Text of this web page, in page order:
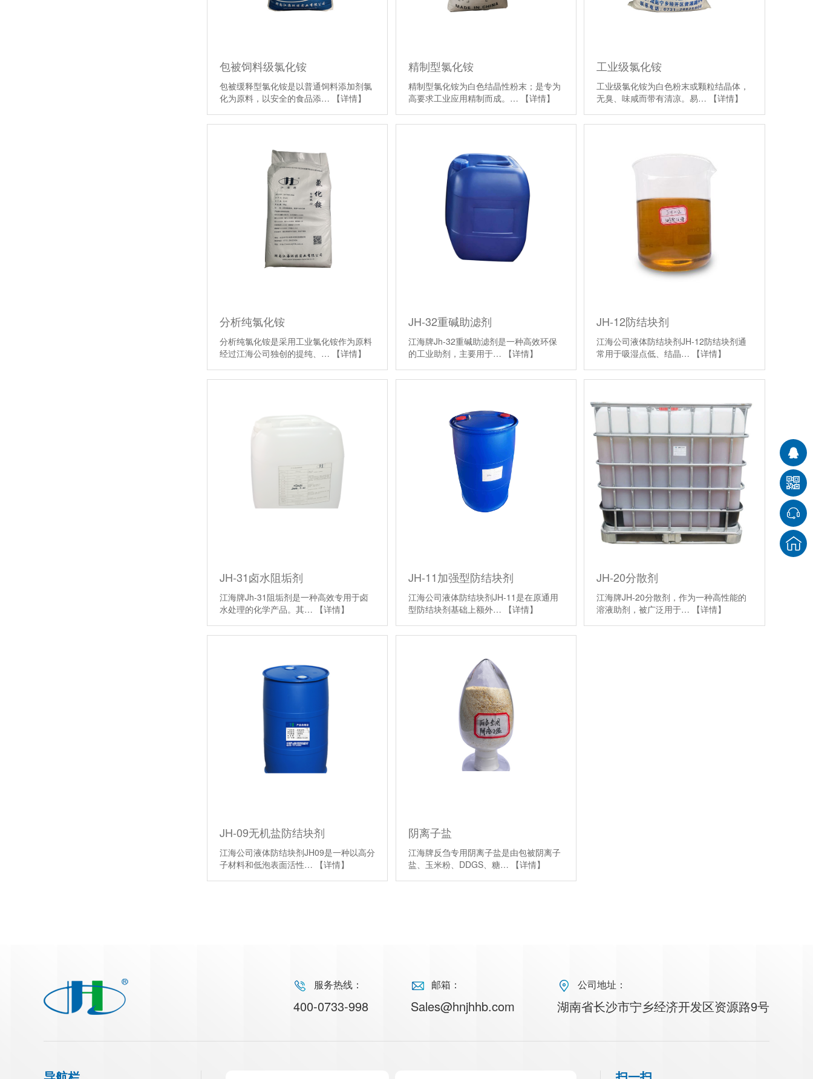
包被饲料级氯化铵
包被缓释型氯化铵是以普通饲料添加剂氯
化为原料，以安全的食品添…
【详情】
精制型氯化铵
精制型氯化铵为白色结晶性粉末；是专为
高要求工业应用精制而成。…
【详情】
工业级氯化铵
工业级氯化铵为白色粉末或颗粒结晶体，
无臭、味咸而带有清凉。易…
【详情】
分析纯氯化铵
分析纯氯化铵是采用工业氯化铵作为原料
经过江海公司独创的提纯、…
【详情】
JH-32重碱助滤剂
江海牌Jh-32重碱助滤剂是一种高效环保
的工业助剂，主要用于…
【详情】
JH-12防结块剂
江海公司液体防结块剂JH-12防结块剂通
常用于吸湿点低、结晶…
【详情】
JH-31卤水阻垢剂
江海牌Jh-31阻垢剂是一种高效专用于卤
水处理的化学产品。其…
【详情】
JH-11加强型防结块剂
江海公司液体防结块剂JH-11是在原通用
型防结块剂基础上额外…
【详情】
JH-20分散剂
江海牌JH-20分散剂，作为一种高性能的
溶液助剂，被广泛用于…
【详情】
JH-09无机盐防结块剂
江海公司液体防结块剂JH09是一种以高分
子材料和低泡表面活性…
【详情】
阴离子盐
江海牌反刍专用阴离子盐是由包被阴离子
盐、玉米粉、DDGS、糖…
【详情】
服务热线：
400-0733-998
邮箱：
Sales@hnjhhb.com
公司地址：
湖南省长沙市宁乡经济开发区资源路9号